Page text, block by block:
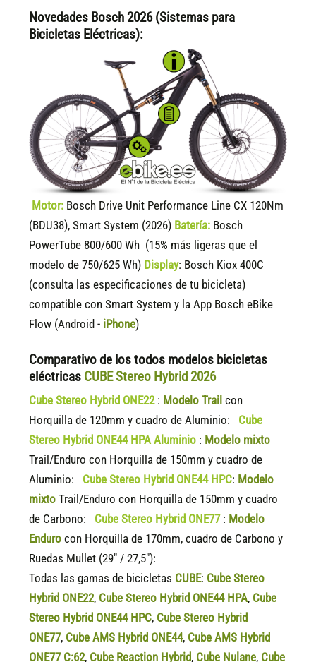
Novedades Bosch 2026 (Sistemas para
Bicicletas Eléctricas):
Motor: Bosch Drive Unit Performance Line CX 120Nm
(BDU38), Smart System (2026) Batería: Bosch
PowerTube 800/600 Wh (15% más ligeras que el
modelo de 750/625 Wh) Display: Bosch Kiox 400C
(consulta las especificaciones de tu bicicleta)
compatible con Smart System y la App Bosch eBike
Flow (Android - iPhone)
Comparativo de los todos modelos bicicletas
eléctricas CUBE Stereo Hybrid 2026
Cube Stereo Hybrid ONE22: Modelo Trail con
Horquilla de 120mm y cuadro de Aluminio: Cube
Stereo Hybrid ONE44 HPA Aluminio : Modelo mixto
Trail/Enduro con Horquilla de 150mm y cuadro de
Aluminio: Cube Stereo Hybrid ONE44 HPC: Modelo
mixto Trail/Enduro con Horquilla de 150mm y cuadro
de Carbono: Cube Stereo Hybrid ONE77: Modelo
Enduro con Horquilla de 170mm, cuadro de Carbono y
Ruedas Mullet (29″ / 27,5″):
Todas las gamas de bicicletas CUBE: Cube Stereo
Hybrid ONE22, Cube Stereo Hybrid ONE44 HPA, Cube
Stereo Hybrid ONE44 HPC, Cube Stereo Hybrid
ONE77, Cube AMS Hybrid ONE44, Cube AMS Hybrid
ONE77 C:62, Cube Reaction Hybrid, Cube Nulane, Cube